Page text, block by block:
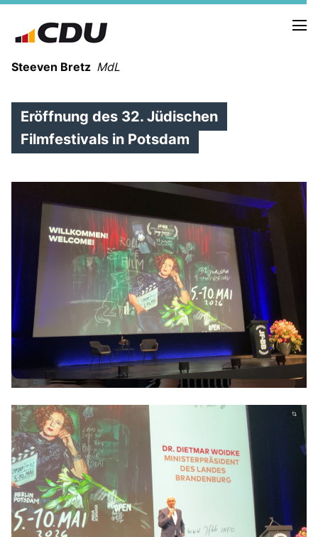
Steeven Bretz MdL
WAHLKREISBESUCHE
MEIN BÜRGERBÜRO
MEIN WAHLKREIS
ZIELE
Redebeiträge
Anträge CDU
Kleine Anfragen
CDU Deutschland
CDU Fraktion im Brandenburger Landtag
CDU Brandenburg
CDU Potsdam
Eröffnung des 32. Jüdischen
Filmfestivals in Potsdam